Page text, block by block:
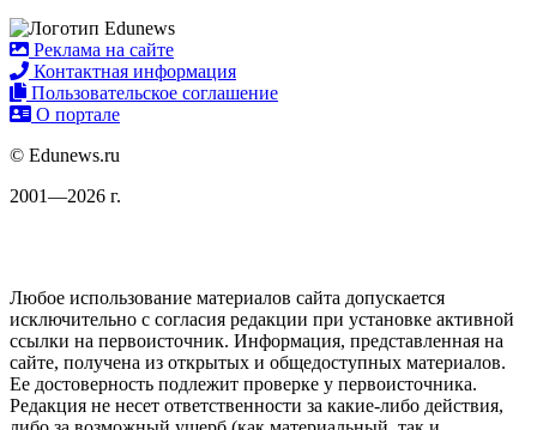
Реклама на сайте
Контактная информация
Пользовательское соглашение
О портале
© Edunews.ru
2001—2026 г.
Любое использование материалов сайта допускается
исключительно с согласия редакции при установке активной
ссылки на первоисточник. Информация, представленная на
сайте, получена из открытых и общедоступных материалов.
Ее достоверность подлежит проверке у первоисточника.
Редакция не несет ответственности за какие-либо действия,